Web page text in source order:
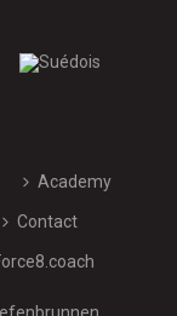
Academy
Contact